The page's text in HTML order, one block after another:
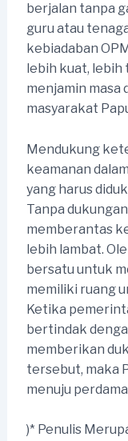
berjalan tanpa
guru atau
kebiadaban
lebih kuat, lebih
menjamin masa
masyarakat
Mendukung
keamanan
yang harus
Tanpa
memberantas
lebih lambat.
bersatu untuk
memiliki ruang
Ketika
bertindak
memberikan
tersebut, maka
menuju
)* Penulis